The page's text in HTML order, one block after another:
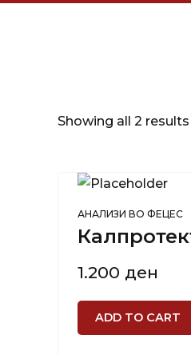
Showing all 2 results
АНАЛИЗИ ВО ФЕЦЕС
1.200 ден
ADD TO CART